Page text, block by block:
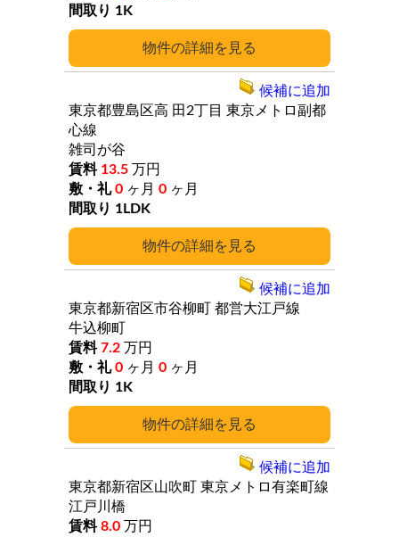
詳細
1K
詳細
東京都豊島区高 田2丁目 東京メトロ副都
心線
雑司が谷
13.5 万円
0 ヶ月 0 ヶ月
1LDK
候補に追加
詳細
東京都新宿区市谷柳町 都営大江戸線
牛込柳町
7.2 万円
0 ヶ月 0 ヶ月
1K
候補に追加
東京都新宿区山吹町 東京メトロ有楽町線
江戸川橋
8.0 万円
候補に追加